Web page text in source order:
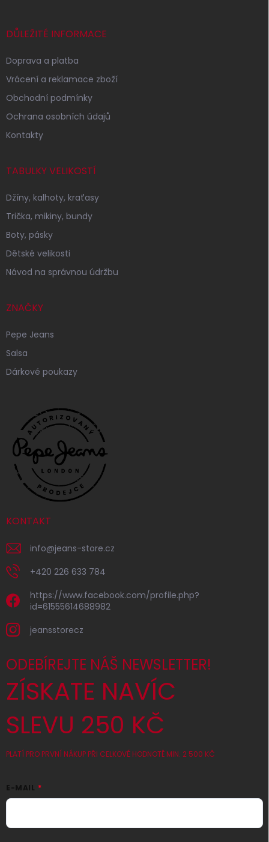
DŮLEŽITÉ INFORMACE
Doprava a platba
Vrácení a reklamace zboží
Obchodní podmínky
Ochrana osobních údajů
Kontakty
TABULKY VELIKOSTÍ
Džíny, kalhoty, kraťasy
Trička, mikiny, bundy
Boty, pásky
Dětské velikosti
Návod na správnou údržbu
ZNAČKY
Pepe Jeans
Salsa
Dárkové poukazy
KONTAKT
info@jeans-store.cz
+420 226 633 784
https://www.facebook.com/profile.php?
id=61555614688982
jeansstorecz
ODEBÍREJTE NÁŠ NEWSLETTER!
ZÍSKATE NAVÍC
SLEVU 250 KČ
PLATÍ PRO PRVNÍ NÁKUP PŘI CELKOVÉ HODNOTĚ MIN. 2 500 KČ
E-MAIL